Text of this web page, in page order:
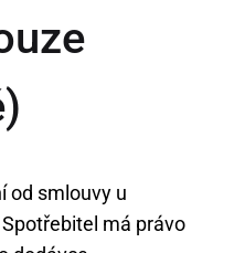
od smlouvy u
má právo